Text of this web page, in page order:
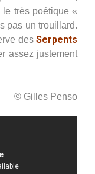
très poétique «
pas un trouillard.
des Serpents
assez justement
© Gilles Penso